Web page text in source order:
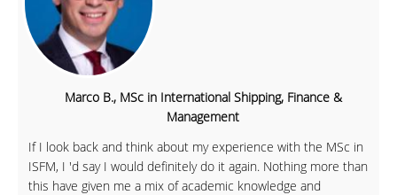
Marco B., MSc in International Shipping, Finance &
Management
If I look back and think about my experience with the MSc in
ISFM, I 'd say I would definitely do it again. Nothing more than
this have given me a mix of academic knowledge and